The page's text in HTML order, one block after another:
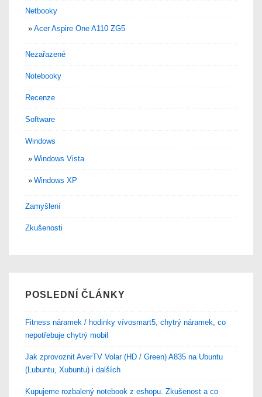
Netbooky
Acer Aspire One A110 ZG5
Nezařazené
Notebooky
Recenze
Software
Windows
Windows Vista
Windows XP
Zamyšlení
Zkušenosti
POSLEDNÍ ČLÁNKY
Fitness náramek / hodinky vívosmart5, chytrý náramek, co
nepotřebuje chytrý mobil
Jak zprovoznit AverTV Volar (HD / Green) A835 na Ubuntu
(Lubuntu, Xubuntu) i dalších
Kupujeme rozbalený notebook z eshopu. Zkušenost a co